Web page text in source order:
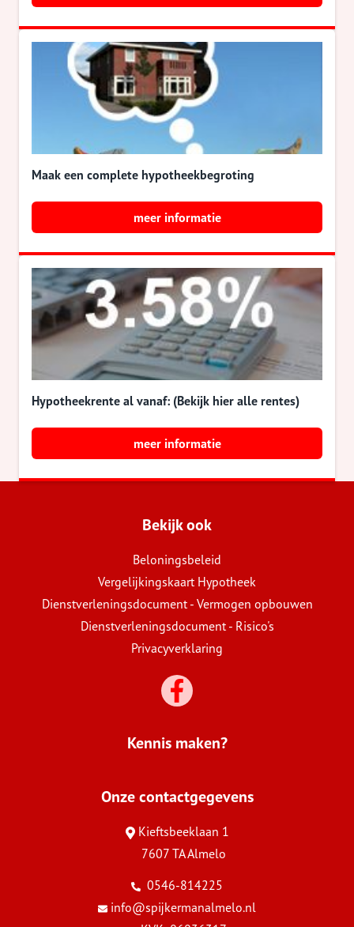
Maak een complete hypotheekbegroting
meer informatie
Hypotheekrente al vanaf: (Bekijk hier alle rentes)
meer informatie
Bekijk ook
Beloningsbeleid
Vergelijkingskaart Hypotheek
Dienstverleningsdocument - Vermogen opbouwen
Dienstverleningsdocument - Risico's
Privacyverklaring
Kennis maken?
Onze contactgegevens
Kieftsbeeklaan 1
7607 TA Almelo
0546-814225
info@spijkermanalmelo.nl